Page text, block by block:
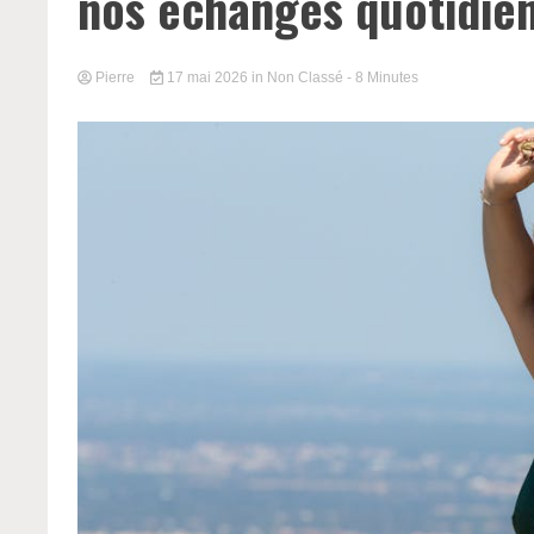
Pierre 17 mai 2026 in Non Classé - 8 Minutes